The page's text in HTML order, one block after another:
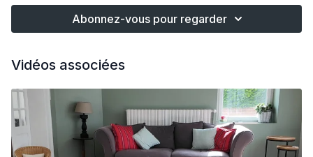
Abonnez-vous pour regarder
Vidéos associées